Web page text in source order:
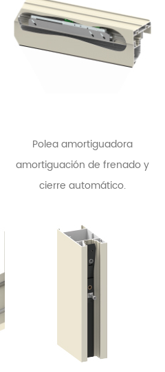
Polea amortiguadora
amortiguación de frenado y
cierre automático.